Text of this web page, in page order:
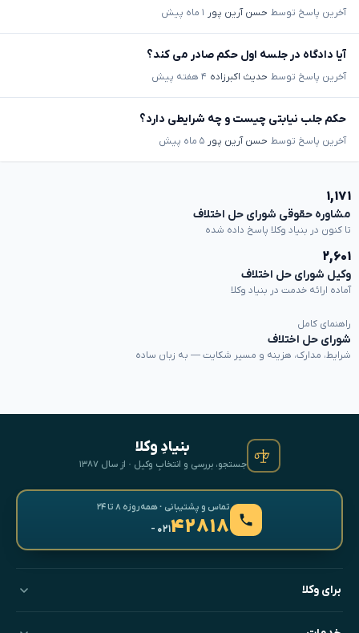
آخرین پاسخ توسط حسن آرین پور ۱ ماه پیش
آیا دادگاه در جلسه اول حکم صادر می کند؟
آخرین پاسخ توسط حدیث اکبرزاده ۴ هفته پیش
حکم جلب نیابتی چیست و چه شرایطی دارد؟
آخرین پاسخ توسط حسن آرین پور ۵ ماه پیش
۱,۱۷۱
مشاوره حقوقی شورای حل اختلاف
تا کنون در بنیاد وکلا پاسخ داده شده
۲,۶۰۱
وکیل شورای حل اختلاف
آماده ارائه خدمت در بنیاد وکلا
راهنمای کامل
شورای حل اختلاف
شرایط، مدارک، هزینه و مسیر شکایت — به زبان ساده
بنیادِ وکلا
جستجو، بررسی و انتخابِ وکیل · از سال ۱۳۸۷
تماس و پشتیبانی · همه‌روزه ۸ تا ۲۴
۴۲۸۱۸- ۰۲۱
برای وکلا